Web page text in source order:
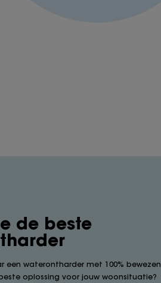
de beste
een waterontharder met 100% bewezen
oplossing voor jouw woonsituatie?